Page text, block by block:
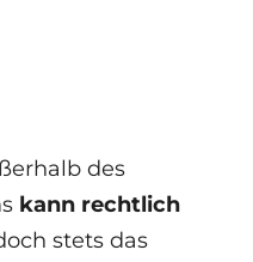
des
kann rechtlich
stets das